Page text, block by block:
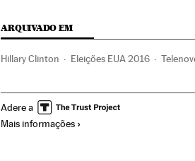
ARQUIVADO EM
Hillary Clinton Eleições EUA 2016
Programação Televisão
Adere a
Mais informações